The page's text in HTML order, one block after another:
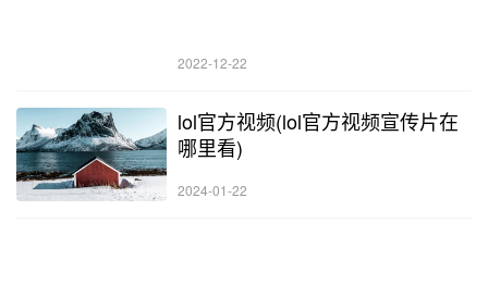
2022-12-22
lol官方视频(lol官方视频宣传片在
哪里看)
2024-01-22